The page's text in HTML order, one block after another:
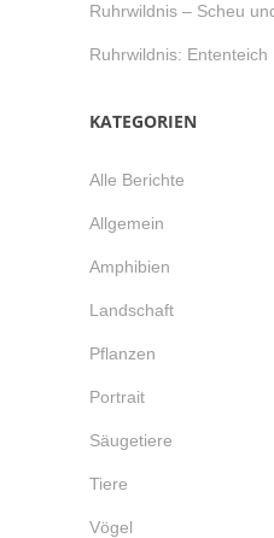
Ruhrwildnis – Scheu
Ruhrwildnis: Ententeich
KATEGORIEN
Alle Berichte
Allgemein
Amphibien
Landschaft
Pflanzen
Portrait
Säugetiere
Tiere
Vögel